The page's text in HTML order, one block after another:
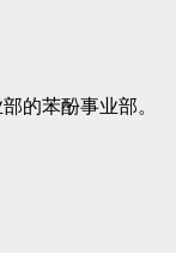
的苯酚事业部。